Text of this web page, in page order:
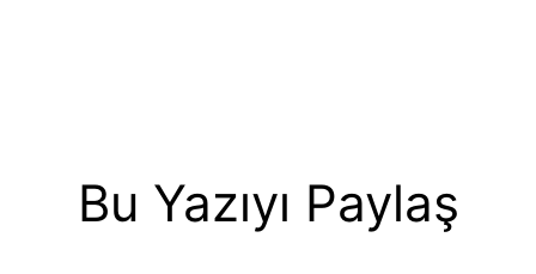
Bu Yazıyı Paylaş